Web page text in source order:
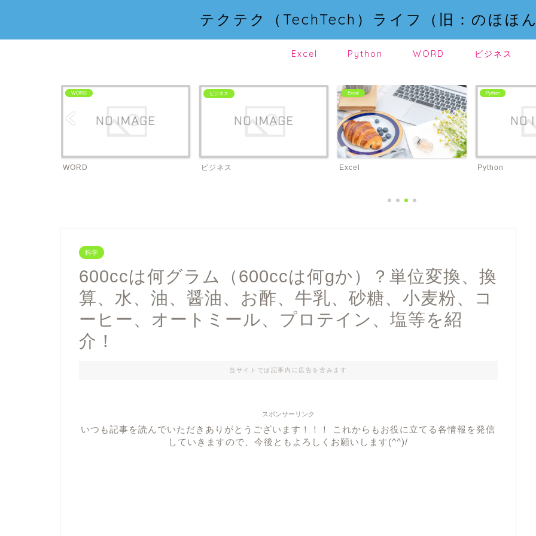
テクテク（TechTech）ライフ（旧：のほほん
Excel Python WORD ビジネス
WORD
WORD
ビジネス
ビジネス
Excel
Excel
Python
Python
科学
600ccは何グラム（600ccは何gか）？単位変換、換
算、水、油、醤油、お酢、牛乳、砂糖、小麦粉、コ
ーヒー、オートミール、プロテイン、塩等を紹
介！
当サイトでは記事内に広告を含みます
スポンサーリンク
いつも記事を読んでいただきありがとうございます！！！ これからもお役に立てる各情報を発信
していきますので、今後ともよろしくお願いします(^^)/